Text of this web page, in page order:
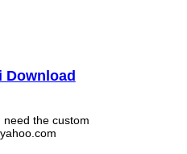
Download
need the custom